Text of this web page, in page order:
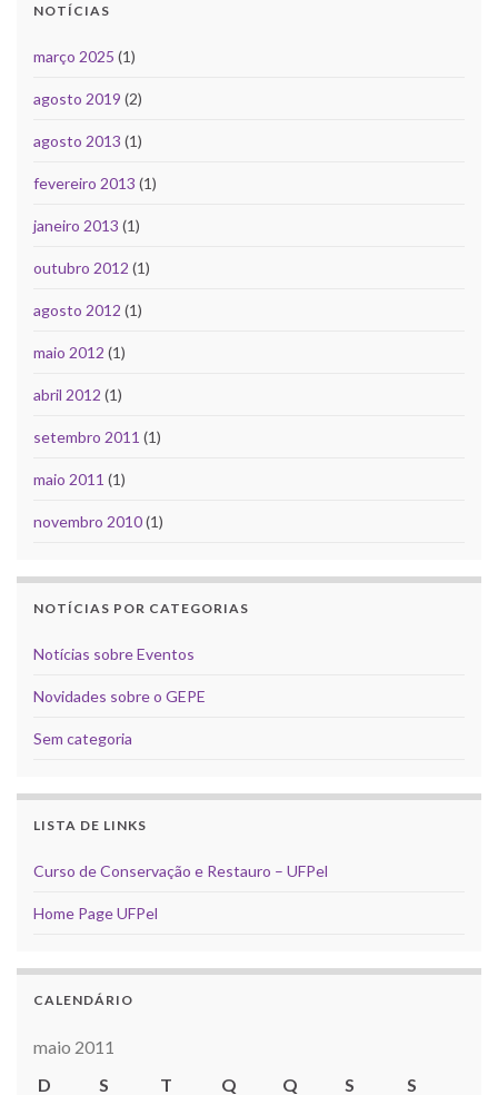
NOTÍCIAS
março 2025 (1)
agosto 2019 (2)
agosto 2013 (1)
fevereiro 2013 (1)
janeiro 2013 (1)
outubro 2012 (1)
agosto 2012 (1)
maio 2012 (1)
abril 2012 (1)
setembro 2011 (1)
maio 2011 (1)
novembro 2010(1)
NOTÍCIAS POR CATEGORIAS
Notícias sobre Eventos
Novidades sobre o GEPE
Sem categoria
LISTA DE LINKS
Curso de Conservação e Restauro – UFPel
Home Page UFPel
CALENDÁRIO
maio 2011
D
S T Q Q S S